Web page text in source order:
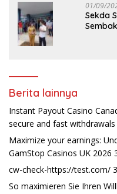
01/09/
Sekda
Berita lainnya
Instant Payout Casino
secure and fast withdrawals
Maximize your earnings:
GamStop Casinos UK 2026
cw-check-https://test.com/
So maximieren Sie Ihren